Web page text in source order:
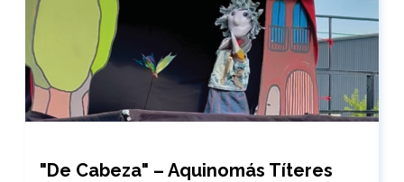
"De Cabeza" – Aquinomás Títeres